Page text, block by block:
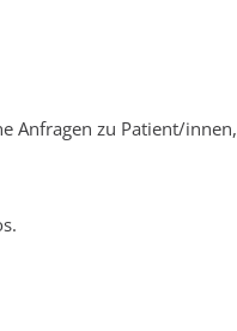
Anfragen zu Patient/innen,